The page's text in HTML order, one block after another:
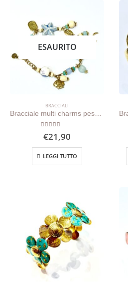
ESAURITO
BRACCIALI
out of 5
€21,90
LEGGI TUTTO